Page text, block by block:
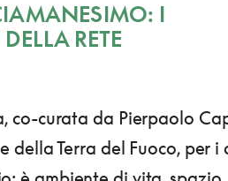
I
RETE
co-curata da Pierpaolo
della Terra del Fuoco, per i